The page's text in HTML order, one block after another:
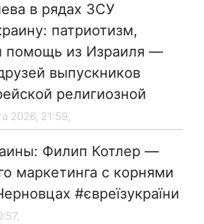
в рядах ЗСУ
патриотизм,
помощь из Израиля —
выпускников
религиозной
2026, 21:59,
Филип Котлер —
маркетинга с корнями
#євреїзукраїни